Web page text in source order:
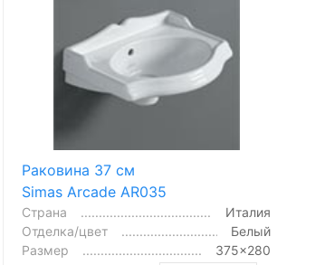
Раковина 37 см
Simas Arcade AR035
Страна
Италия
Отделка/цвет
Белый
Размер
375x280